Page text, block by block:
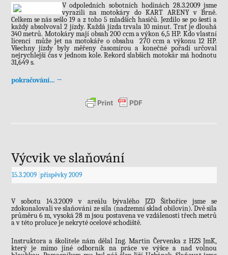
V odpoledních sobotních hodinách 28.3.2009 jsme
vyrazili na motokáry do KART ARENY v Brně.
Celkem se nás sešlo 19 a z toho 5 mladších hasičů. Jezdilo se po šesti a
každý absolvoval 2 jízdy. Každá jízda trvala 10 minut. Trať je dlouhá
340 metrů. Motokáry mají obsah 200 ccm a výkon 6,5 HP. Kdo vlastní
licenci může jet na motokáře o obsahu 270 ccm a výkonu 12 HP.
Všechny jízdy byly měřeny časomírou a konečné pořadí určoval
nejrychlejší čas v jednom kole. Rekord slabších motokár má hodnotu
31,649 s.
pokračování… →
Výcvik ve slaňování
15.3.2009 příspěvky 2009
V sobotu 14.3.2009 v areálu bývalého JZD Šitbořice jsme se
zdokonalovali ve slaňování ze sila (nadzemní sklad obilovin). Dvě sila
průměru 6 m, vysoká 28 m jsou postavena ve vzdálenosti třech metrů
a v této proluce je nekryté ocelové schodiště.
Instruktora a školitele nám dělal Ing. Martin Červenka z HZS JmK,
který je mimo jiné odborník na práce ve výšce a nad volnou